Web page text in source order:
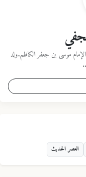
موسى بن جعفر الكاظم.ولد
العصر الحديث